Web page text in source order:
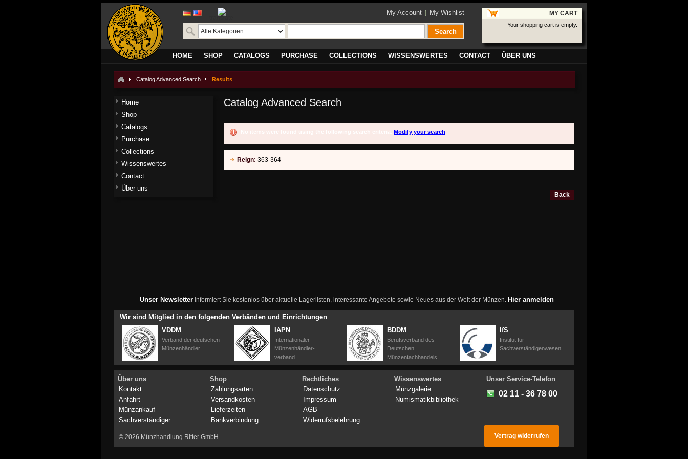
translate
My Account My Wishlist
Search
MY CART
Your shopping cart is empty.
HOME SHOP CATALOGS PURCHASE COLLECTIONS WISSENSWERTES CONTACT ÜBER UNS
Catalog Advanced Search Results
Catalog Advanced Search
No items were found using the following search criteria. Modify your search
Reign: 363-364
Back
Home
Shop
Catalogs
Purchase
Collections
Wissenswertes
Contact
Über uns
Unser Newsletterinformiert Sie kostenlos über aktuelle Lagerlisten, interessante Angebote sowie Neues aus der Welt der Münzen. Hier anmelden
Wir sind Mitglied in den folgenden Verbänden und Einrichtungen
VDDM
Verband der deutschen
Münzenhändler
IAPN
Internationaler
Münzenhändler-
verband
BDDM
Berufsverband des
Deutschen
Münzenfachhandels
IfS
Institut für
Sachverständigenwesen
Über uns
Kontakt
Anfahrt
Münzankauf
Sachverständiger
Shop
Zahlungsarten
Versandkosten
Lieferzeiten
Bankverbindung
Rechtliches
Datenschutz
Impressum
AGB
Widerrufsbelehrung
Wissenswertes
Münzgalerie
Numismatikbibliothek
Unser Service-Telefon
02 11 - 36 78 00
© 2026 Münzhandlung Ritter GmbH Vertrag widerrufen